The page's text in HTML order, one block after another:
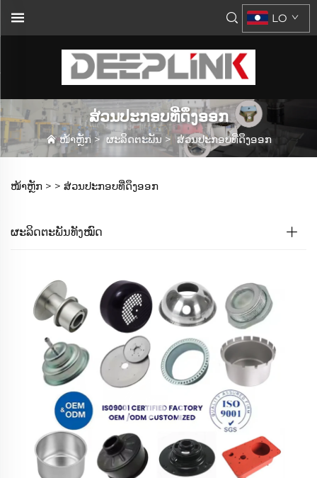
LO
ສ່ວນປະກອບທີ່ດຶງອອກ
ໜ້າຫຼັກ>ຜະລິດຕະພັນ>ສ່ວນປະກອບທີ່ດຶງອອກ
ໜ້າຫຼັກ > > ສ່ວນປະກອບທີ່ດຶງອອກ
ຜະລິດຕະພັນທັງໝົດ